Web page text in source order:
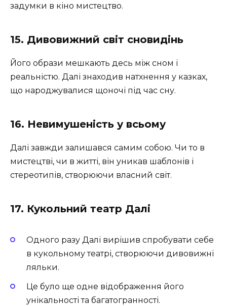
задумки в кіно мистецтво.
15. Дивовижний світ сновидінь
Його образи мешкають десь між сном і
реальністю. Далі знаходив натхнення у казках,
що народжувалися щоночі під час сну.
16. Невимушеність у всьому
Далі завжди залишався самим собою. Чи то в
мистецтві, чи в житті, він уникав шаблонів і
стереотипів, створюючи власний світ.
17. Кукольний театр Далі
Одного разу Далі вирішив спробувати себе
в кукольному театрі, створюючи дивовижні
ляльки.
Це було ще одне відображення його
унікальності та багатогранності.